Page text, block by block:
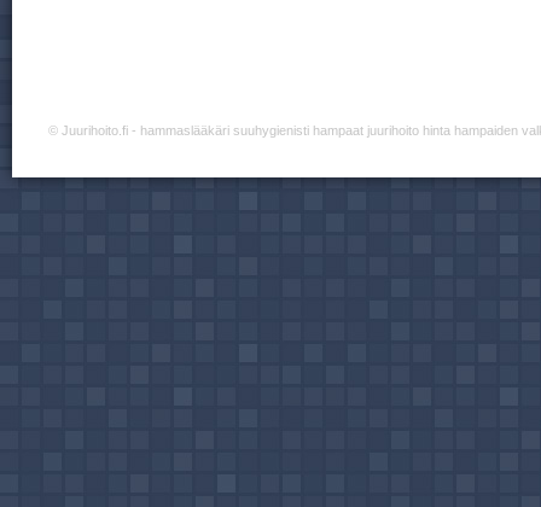
© Juurihoito.fi - hammaslääkäri suuhygienisti hampaat juurihoito hinta hampaiden